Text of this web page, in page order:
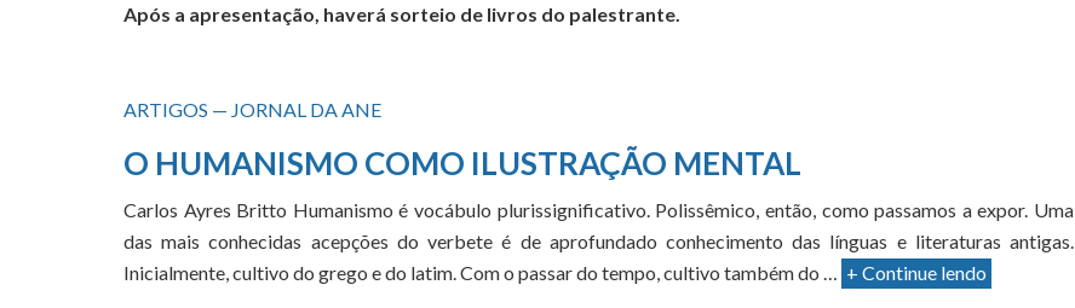
Após a apresentação, haverá sorteio de livros do palestrante.
ARTIGOS — JORNAL DA ANE
O HUMANISMO COMO ILUSTRAÇÃO MENTAL
Carlos Ayres Britto Humanismo é vocábulo plurissignificativo. Polissêmico, então, como passamos a expor. Uma
das mais conhecidas acepções do verbete é de aprofundado conhecimento das línguas e literaturas antigas.
Inicialmente, cultivo do grego e do latim. Com o passar do tempo, cultivo também do … + Continue lendo